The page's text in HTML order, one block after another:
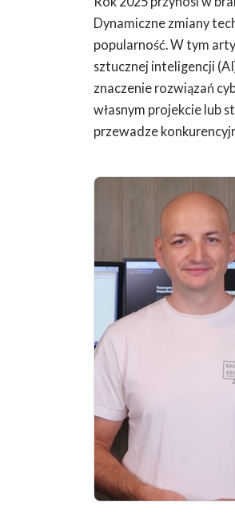
Dynamiczne zmiany
popularność. W tym
sztucznej inteligencji
znaczenie rozwiązań
własnym projekcie lub
przewadze